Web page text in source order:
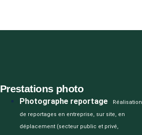
Prestations photo
Photographe reportage
Réalisation
de reportages en entreprise, sur site, en
déplacement (secteur public et privé,